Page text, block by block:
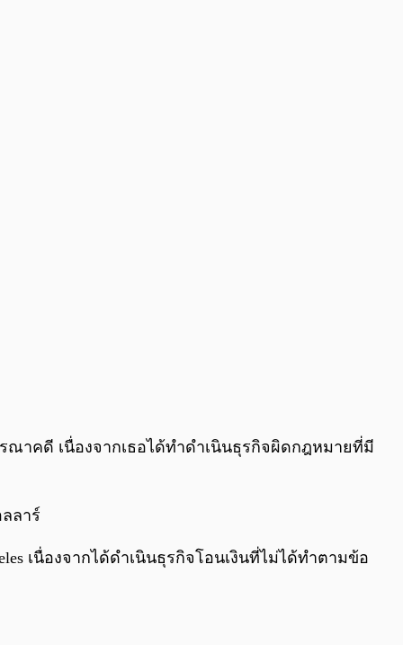
0:00
าคดี เนื่องจากเธอได้ทำดำเนินธุรกิจผิดกฎหมายที่มี
ลาร์
เนื่องจากได้ดำเนินธุรกิจโอนเงินที่ไม่ได้ทำตามข้อ